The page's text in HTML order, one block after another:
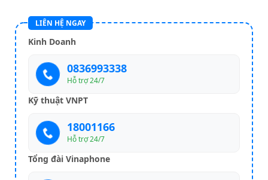
LIÊN HỆ NGAY
Kinh Doanh
0836993338
Hỗ trợ 24/7
Kỹ thuật VNPT
18001166
Hỗ trợ 24/7
Tổng đài Vinaphone